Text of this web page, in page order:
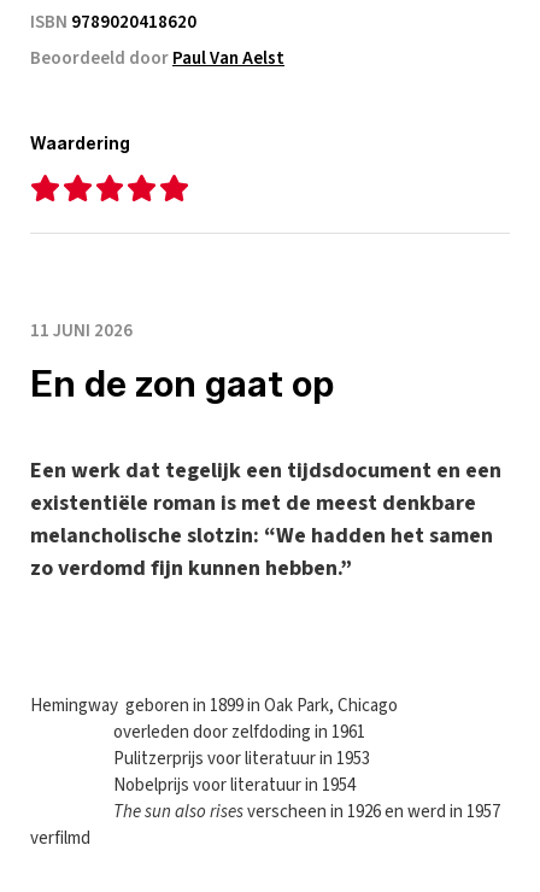
ISBN 9789020418620
Beoordeeld doorPaul Van Aelst
Waardering
11 JUNI 2026
En de zon gaat op
Een werk dat tegelijk een tijdsdocument en een
existentiële roman is met de meest denkbare
melancholische slotzin: “We hadden het samen
zo verdomd fijn kunnen hebben.”
Hemingway geboren in 1899 in Oak Park, Chicago
overleden door zelfdoding in 1961
Pulitzerprijs voor literatuur in 1953
Nobelprijs voor literatuur in 1954
The sun also risesverscheen in 1926 en werd in 1957
verfilmd